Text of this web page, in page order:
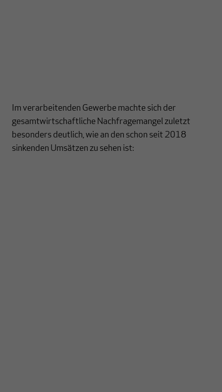
Im verarbeitenden Gewerbe machte sich der
gesamtwirtschaftliche Nachfragemangel zuletzt
besonders deutlich, wie an den schon seit 2018
sinkenden Umsätzen zu sehen ist: